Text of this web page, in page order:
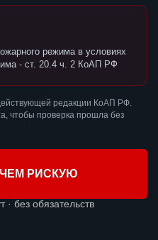
режима в условиях
- ст. 20.4 ч. 2 КоАП РФ
редакции КоАП РФ.
чтобы проверка прошла без
РИСКУЮ
· без обязательств